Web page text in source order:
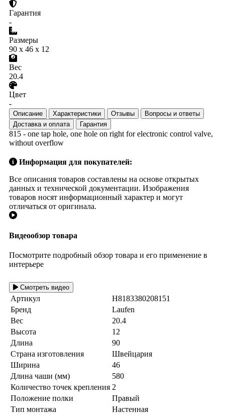
Гарантия
-
Размеры
90 x 46 x 12
Вес
20.4
Цвет
-
Описание Характеристики Отзывы
Вопросы и ответы
Доставка и оплата
Гарантия
815 - one tap hole, one hole on right for electronic control valve,
without overflow
Информация для покупателей:
Все описания товаров составлены на основе открытых
данных и технической документации. Изображения
товаров носят информационный характер и могут
отличаться от оригинала.
Видеообзор товара
Посмотрите подробный обзор товара и его применение в
интерьере
Смотреть видео
Артикул
H8183380208151
Бренд
Laufen
Вес
20.4
Высота
12
Длина
90
Страна изготовления
Швейцария
Ширина
46
Длина чаши (мм)
580
Количество точек крепления 2
Положение полки
Правый
Тип монтажа
Настенная